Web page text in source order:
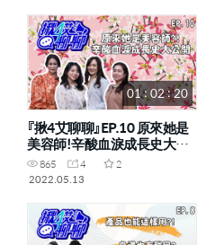
01 : 02 : 20
『揪4艾聊聊』EP.10 原來她是
美容師!辛酸血淚成長史大公
開 (何宜軒SM 朱美香CM 紀雲
宣DM 陳羽庭SM)
865 4
2
2022.05.13